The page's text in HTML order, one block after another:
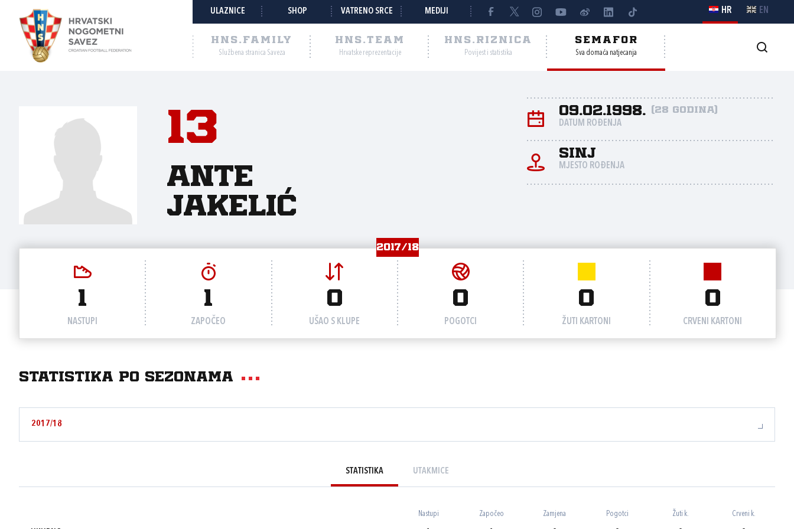
ULAZNICE SHOP VATRENO SRCE MEDIJI HR EN
HNS.FAMILY
Službena stranica Saveza
HNS.TEAM
Hrvatske reprezentacije
HNS.RIZNICA
Povijest i statistika
SEMAFOR
Sva domaća natjecanja
13
Ante
Jakelić
09.02.1998. (28 godina)
DATUM ROĐENJA
Sinj
MJESTO ROĐENJA
2017/18
1
NASTUPI
1
ZAPOČEO
0
UŠAO S KLUPE
0
POGOTCI
0
ŽUTI KARTONI
0
CRVENI KARTONI
Statistika po sezonama
2017/18
STATISTIKA UTAKMICE
Nastupi Započeo Zamjena Pogotci Žuti k. Crveni k.